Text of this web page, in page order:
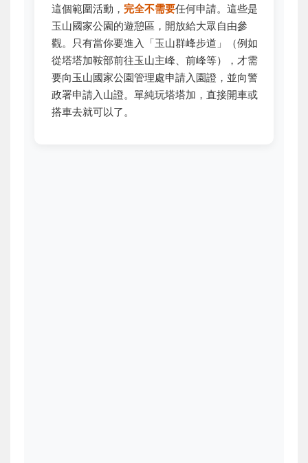
這個範圍活動， 完全不需要任何申請。這些是
玉山國家公園的遊憩區，開放給大眾自由參
觀。只有當你要進入「玉山群峰步道」（例如
從塔塔加鞍部前往玉山主峰、前峰等），才需
要向玉山國家公園管理處申請入園證，並向警
政署申請入山證。單純玩塔塔加，直接開車或
搭車去就可以了。